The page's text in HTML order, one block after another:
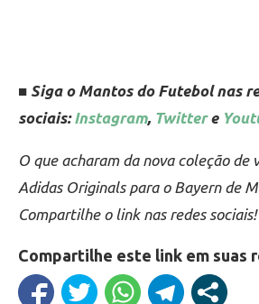
■ Siga o Mantos do Futebol nas
sociais: Instagram, Twittere
O que acharam da nova coleção de
Adidas Originals para o Bayern de
Compartilhe o link nas redes sociais!
Compartilhe este link em suas